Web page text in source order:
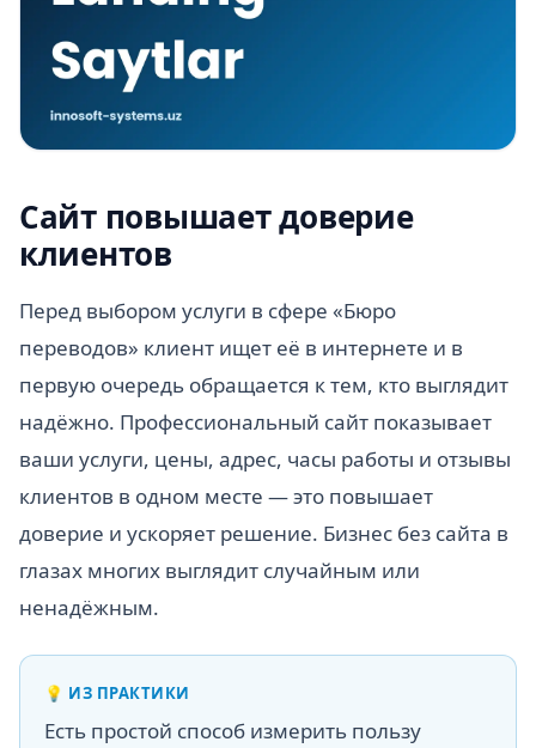
Сайт повышает доверие
клиентов
Перед выбором услуги в сфере «Бюро
переводов» клиент ищет её в интернете и в
первую очередь обращается к тем, кто выглядит
надёжно. Профессиональный сайт показывает
ваши услуги, цены, адрес, часы работы и отзывы
клиентов в одном месте — это повышает
доверие и ускоряет решение. Бизнес без сайта в
глазах многих выглядит случайным или
ненадёжным.
💡 ИЗ ПРАКТИКИ
Есть простой способ измерить пользу